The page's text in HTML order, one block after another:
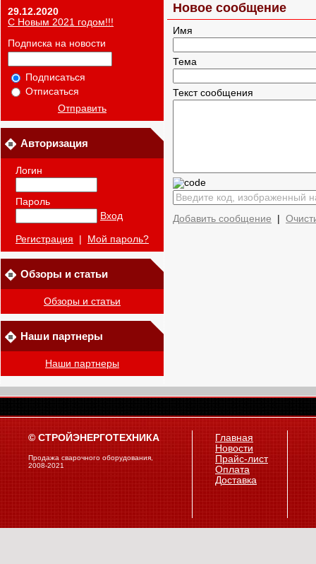
29.12.2020
С Новым 2021 годом!!!
Подписка на новости
Подписаться
Отписаться
Отправить
Авторизация
Логин
Пароль
Вход
Регистрация Мой пароль?
Обзоры и статьи
Обзоры и статьи
Наши партнеры
Наши партнеры
Новое сообщение
Имя
Тема
Текст сообщения
Добавить сообщение
© СТРОЙЭНЕРГОТЕХНИКА
Продажа сварочного оборудования,
2008-2021
Главная
Новости
Прайс-лист
Оплата
Доставка